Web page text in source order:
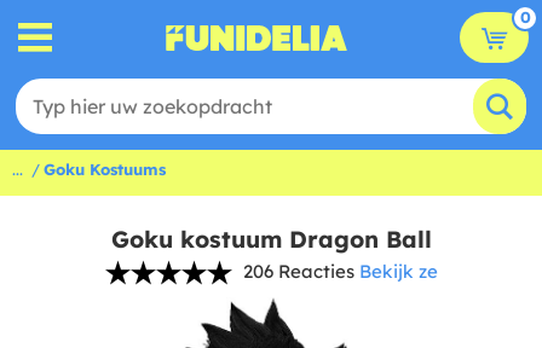
0
... Goku Kostuums
Goku kostuum Dragon Ball
206 Reacties Bekijk ze